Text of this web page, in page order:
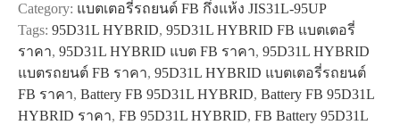
HYBRID
quantity
Category: แบตเตอรี่รถยนต์ FB กึ่งแห้ง JIS31L-95UP
Tags: 95D31L HYBRID, 95D31L HYBRID FB แบตเตอรี่
ราคา, 95D31L HYBRID แบต FB ราคา, 95D31L HYBRID
แบตรถยนต์ FB ราคา, 95D31L HYBRID แบตเตอรี่รถยนต์
FB ราคา, Battery FB 95D31L HYBRID, Battery FB 95D31L
HYBRID ราคา, FB 95D31L HYBRID, FB Battery 95D31L